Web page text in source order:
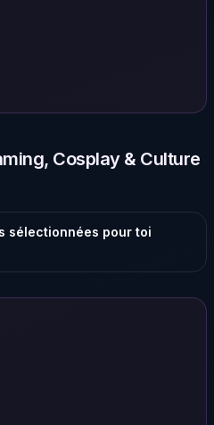
Cosplay & Culture
sélectionnées pour toi